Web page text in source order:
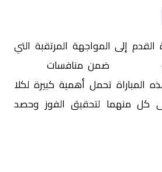
إلى المواجهة المرتقبة التي
ضمن منافسات
المباراة تحمل أهمية كبيرة لكلا
كل منهما لتحقيق الفوز وحصد